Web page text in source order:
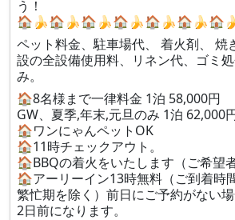
う！
ペット料金、駐車場代、 着火剤、 焼
設の全設備使用料、リネン代、ゴミ
み。
🏠8名様まで一律料金 1泊 58,000円
GW、夏季,年末,元旦のみ 1泊 62,000
🏠ワンにゃんペットOK
🏠11時チェックアウト。
🏠BBQの着火をいたします（ご希望者
🏠アーリーイン13時無料（ご到着時
繁忙期を除く）前日にご予約がない
2日前になります。